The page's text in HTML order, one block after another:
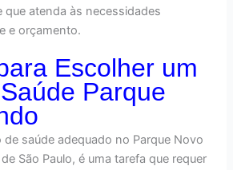
que atenda às necessidades
e orçamento.
Escolher um
Parque
de saúde adequado no Parque Novo
São Paulo, é uma tarefa que requer